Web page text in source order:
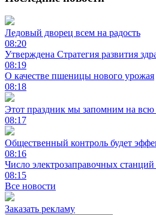
Ледовый дворец всем на радость
08:20
Утверждена Стратегия развития
08:19
О качестве пшеницы нового урожая
08:18
Этот праздник мы запомним на
08:17
Общественный контроль будет
08:16
Число электрозаправочных станций
08:15
Все новости
Заказать рекламу